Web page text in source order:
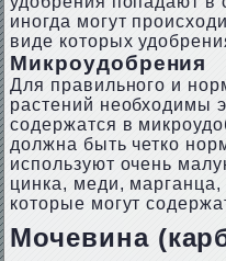
иногда могут
виде которых
Микроудобрения
Для правильного и
растений необходимы
содержатся в
должна быть четко
используют очень
цинка, меди,
которые могут
Мочевина